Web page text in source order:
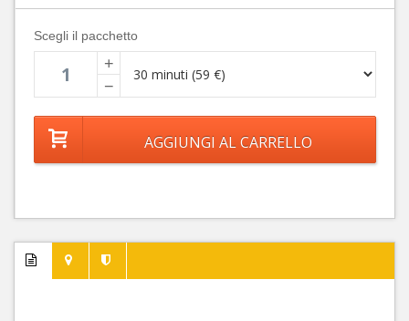
Scegli il pacchetto
+
−